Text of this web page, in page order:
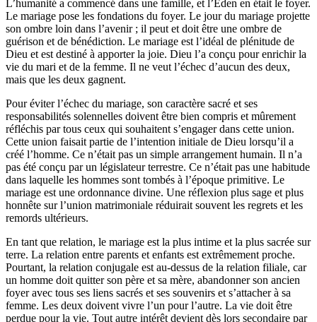
L’humanité a commencé dans une famille, et l’Éden en était le foyer.
Le mariage pose les fondations du foyer. Le jour du mariage projette
son ombre loin dans l’avenir ; il peut et doit être une ombre de
guérison et de bénédiction. Le mariage est l’idéal de plénitude de
Dieu et est destiné à apporter la joie. Dieu l’a conçu pour enrichir la
vie du mari et de la femme. Il ne veut l’échec d’aucun des deux,
mais que les deux gagnent.
Pour éviter l’échec du mariage, son caractère sacré et ses
responsabilités solennelles doivent être bien compris et mûrement
réfléchis par tous ceux qui souhaitent s’engager dans cette union.
Cette union faisait partie de l’intention initiale de Dieu lorsqu’il a
créé l’homme. Ce n’était pas un simple arrangement humain. Il n’a
pas été conçu par un législateur terrestre. Ce n’était pas une habitude
dans laquelle les hommes sont tombés à l’époque primitive. Le
mariage est une ordonnance divine. Une réflexion plus sage et plus
honnête sur l’union matrimoniale réduirait souvent les regrets et les
remords ultérieurs.
En tant que relation, le mariage est la plus intime et la plus sacrée sur
terre. La relation entre parents et enfants est extrêmement proche.
Pourtant, la relation conjugale est au-dessus de la relation filiale, car
un homme doit quitter son père et sa mère, abandonner son ancien
foyer avec tous ses liens sacrés et ses souvenirs et s’attacher à sa
femme. Les deux doivent vivre l’un pour l’autre. La vie doit être
perdue pour la vie. Tout autre intérêt devient dès lors secondaire par